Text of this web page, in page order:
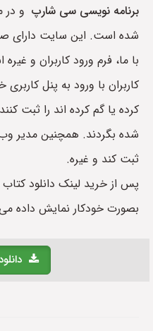
برنامه نویسی سی شارپ و در
شده است. این سایت دارای
با ما، فرم ورود کاربران و
کاربران با ورود به پنل
کرده یا گم کرده اند را ثبت
شده بگردند. همچنین مدیر
ثبت کند و غیره.
پس از خرید لینک دانلود
بصورت خودکار نمایش داده